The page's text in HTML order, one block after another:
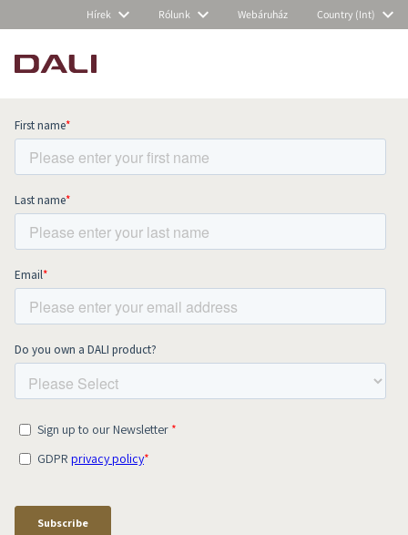
Hírek Rólunk Webáruház Country (Int)
Subscribe to our newsletter and stay
up to date with all news and events.